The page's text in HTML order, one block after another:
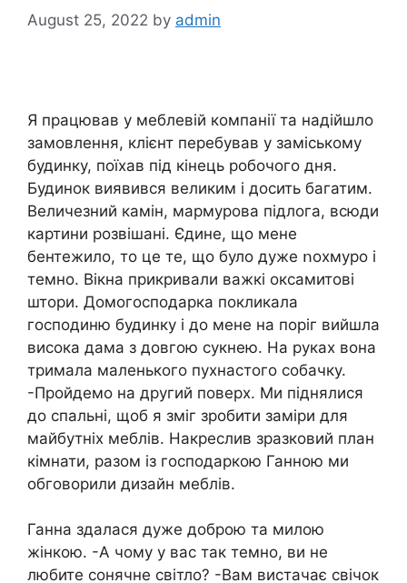
August 25, 2022 by admin
Я працював у меблевій компанії та надійшло
замовлення, клієнт перебував у заміському
будинку, поїхав під кінець робочого дня.
Будинок виявився великим і досить багатим.
Величезний камін, мармурова підлога, всюди
картини розвішані. Єдине, що мене
бентежило, то це те, що було дуже ոохмуро і
темно. Вікна прикривали важкі оксамитові
штори. Домогосподарка покликала
господиню будинку і до мене на поріг вийшла
висока дама з довгою сукнею. На руках вона
тримала маленького пухнастого собачку.
-Пройдемо на другий поверх. Ми піднялися
до спальні, щоб я зміг зробити заміри для
майбутніх меблів. Накреслив зразковий план
кімнати, разом із господаркою Ганною ми
обговорили дизайн меблів.
Ганна здалася дуже доброю та милою
жінкою. -А чому у вас так темно, ви не
любите сонячне світло? -Вам вистачає свічок